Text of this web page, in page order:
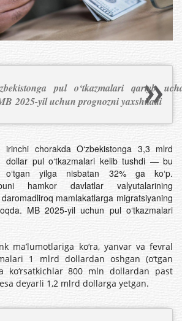
pul o‘tkazmalari qariyb
2025-yil uchun prognozni yaxshiladi
irinchi chorakda O‘zbekistonga 3,3 mlrd
dollar pul o‘tkazmalari kelib tushdi — bu
o‘tgan yilga nisbatan 32% ga ko‘p.
hamkor davlatlar valyutalarining
mamlakatlarga migratsiyaning
MB 2025-yil uchun pul o‘tkazmalari
ko‘ra, yanvar va fevral
1 mlrd dollardan oshgan (o‘tgan
ko‘rsatkichlar 800 mln dollardan past
deyarli 1,2 mlrd dollarga yetgan.